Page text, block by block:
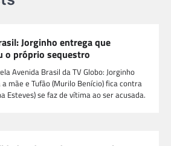
Jorginho entrega que
o próprio sequestro
Avenida Brasil da TV Globo: Jorginho
a mãe e Tufão (Murilo Benício) fica contra
Esteves) se faz de vítima ao ser acusada.